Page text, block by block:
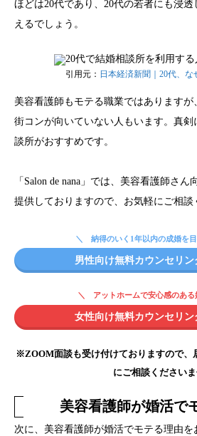
ほどは20代であり、20代の若者にも浸
えるでしょう。
引用元： 日本経済新聞｜20代、
美容看護師もモテる職業ではあります
街コンが向いていない人もいます。真
談所がおすすめです。
「Salon de nana」では、美容看護師さ
提供しておりますので、お気軽にご相談
納得のいく1年以内の成婚を
男性向け無料カウンセリン
アットホームで安心感のある
女性向け無料カウンセリン
※ZOOM面談も受け付けておりますので、
にご相談ください
美容看護師が婚活で
次に、美容看護師が婚活でモテる理由を